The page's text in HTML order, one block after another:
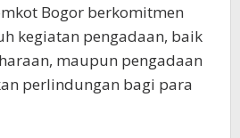
Bogor berkomitmen
kegiatan pengadaan, baik
maupun pengadaan
perlindungan bagi para